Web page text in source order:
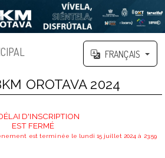
FRANÇAIS
OROTAVA 2024
D'INSCRIPTION
EST FERMÉ
est terminée le lundi 15 juillet 2024 à 23:59